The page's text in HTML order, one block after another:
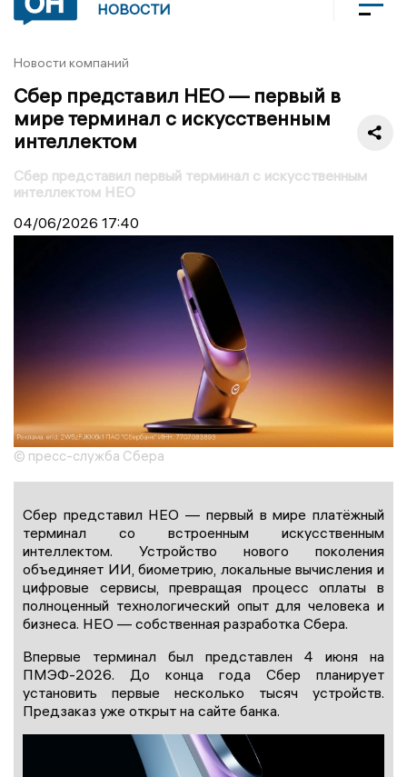
НОВОСТИ
Новости компаний
Сбер представил НЕО — первый в
мире терминал с искусственным
интеллектом
Сбер представил первый терминал с искусственным
интеллектом НЕО
04/06/2026 17:40
© пресс-служба Сбера
Сбер представил НЕО — первый в мире платёжный
терминал со встроенным искусственным
интеллектом. Устройство нового поколения
объединяет ИИ, биометрию, локальные вычисления и
цифровые сервисы, превращая процесс оплаты в
полноценный технологический опыт для человека и
бизнеса. НЕО — собственная разработка Сбера.
Впервые терминал был представлен 4 июня на
ПМЭФ-2026. До конца года Сбер планирует
установить первые несколько тысяч устройств.
Предзаказ уже открыт на сайте банка.